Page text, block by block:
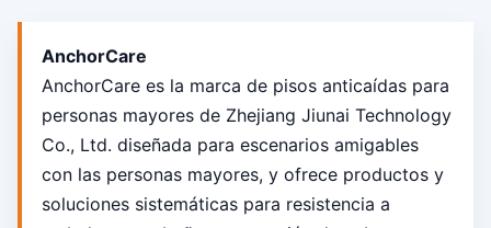
AnchorCare
AnchorCare es la marca de pisos anticaídas para
personas mayores de Zhejiang Jiunai Technology
Co., Ltd. diseñada para escenarios amigables
con las personas mayores, y ofrece productos y
soluciones sistemáticas para resistencia a